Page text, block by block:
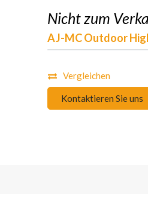
Nicht zum
AJ-MC Outdoor
Vergleichen
Kontaktieren Sie uns